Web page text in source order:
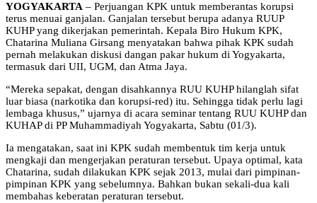
YOGYAKARTA – Perjuangan KPK untuk memberantas korupsi
terus menuai ganjalan. Ganjalan tersebut berupa adanya RUUP
KUHP yang dikerjakan pemerintah. Kepala Biro Hukum KPK,
Chatarina Muliana Girsang menyatakan bahwa pihak KPK sudah
pernah melakukan diskusi dangan pakar hukum di Yogyakarta,
termasuk dari UII, UGM, dan Atma Jaya.
“Mereka sepakat, dengan disahkannya RUU KUHP hilanglah sifat
luar biasa (narkotika dan korupsi-red) itu. Sehingga tidak perlu lagi
lembaga khusus,” ujarnya di acara seminar tentang RUU KUHP dan
KUHAP di PP Muhammadiyah Yogyakarta, Sabtu (01/3).
Ia mengatakan, saat ini KPK sudah membentuk tim kerja untuk
mengkaji dan mengerjakan peraturan tersebut. Upaya optimal, kata
Chatarina, sudah dilakukan KPK sejak 2013, mulai dari pimpinan-
pimpinan KPK yang sebelumnya. Bahkan bukan sekali-dua kali
membahas keberatan peraturan tersebut.